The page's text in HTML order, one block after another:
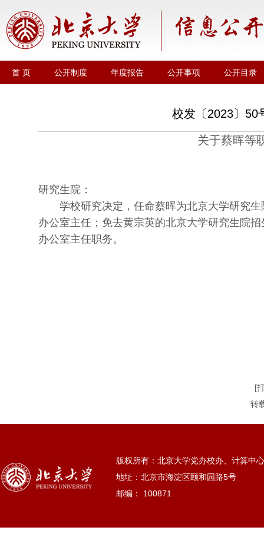
首 页 公开制度 年度报告 公开事项 公开目录
校发〔2023〕50
关于蔡晖等
研究生院：
学校研究决定，任命蔡晖为北京大学研究
办公室主任；免去黄宗英的北京大学研究生院
办公室主任职务。
[
转
版权所有：北京大学党办校办、计算中心
地址：北京市海淀区颐和园路5号
邮编： 100871